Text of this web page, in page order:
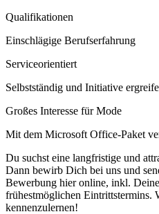
Qualifikationen
Einschlägige Berufserfahrung
Serviceorientiert
Selbstständig und Initiative
Großes Interesse für Mode
Mit dem Microsoft Office-Paket
Du suchst eine langfristige und
Dann bewirb Dich bei uns und
Bewerbung hier online, inkl.
frühestmöglichen Eintrittstermins.
kennenzulernen!